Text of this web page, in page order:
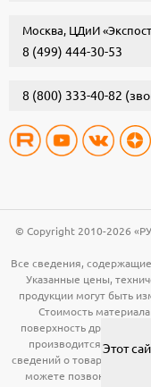
Москва, ЦДиИ
8 (499) 444-30-53
8 (800) 333-40-82
© Copyright 2010-2026
Все сведения,
Указанные цены,
продукции могут быть
Стоимость
поверхность
производится по
сведений о товарах,
можете позвонить по
Этот